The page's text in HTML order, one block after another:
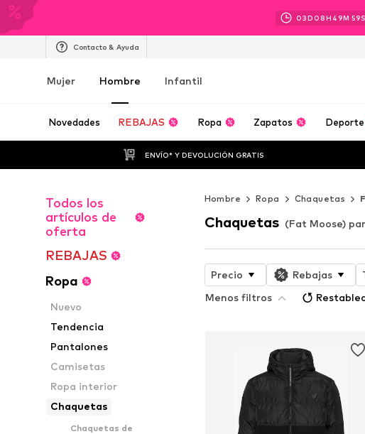
03D 08H 49M 58S
Contacto & Ayuda
Mujer Hombre Infantil
Novedades REBAJAS Ropa Zapatos Deporte
ENVÍO* Y DEVOLUCIÓN GRATIS
Todos los
artículos de
oferta
REBAJAS
Ropa
Nuevo
Tendencia
Pantalones
Camisetas
Ropa interior
Chaquetas
Chaquetas de
Hombre Ropa Chaquetas
Chaquetas (Fat Moose)
Precio Rebajas
Menos filtros